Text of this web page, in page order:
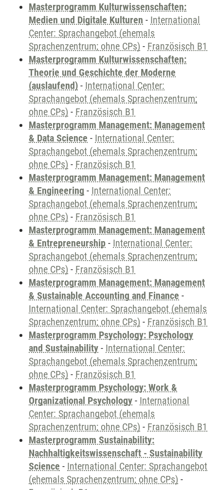
Masterprogramm Kulturwissenschaften:
Medien und Digitale Kulturen - International
Center: Sprachangebot (ehemals
Sprachenzentrum; ohne CPs) - Französisch B1
Masterprogramm Kulturwissenschaften:
Theorie und Geschichte der Moderne
(auslaufend) - International Center:
Sprachangebot (ehemals Sprachenzentrum;
ohne CPs) - Französisch B1
Masterprogramm Management: Management
& Data Science - International Center:
Sprachangebot (ehemals Sprachenzentrum;
ohne CPs) - Französisch B1
Masterprogramm Management: Management
& Engineering - International Center:
Sprachangebot (ehemals Sprachenzentrum;
ohne CPs) - Französisch B1
Masterprogramm Management: Management
& Entrepreneurship - International Center:
Sprachangebot (ehemals Sprachenzentrum;
ohne CPs) - Französisch B1
Masterprogramm Management: Management
& Sustainable Accounting and Finance -
International Center: Sprachangebot (ehemals
Sprachenzentrum; ohne CPs) - Französisch B1
Masterprogramm Psychology: Psychology
and Sustainability - International Center:
Sprachangebot (ehemals Sprachenzentrum;
ohne CPs) - Französisch B1
Masterprogramm Psychology: Work &
Organizational Psychology - International
Center: Sprachangebot (ehemals
Sprachenzentrum; ohne CPs) - Französisch B1
Masterprogramm Sustainability:
Nachhaltigkeitswissenschaft - Sustainability
Science - International Center: Sprachangebot
(ehemals Sprachenzentrum; ohne CPs) -